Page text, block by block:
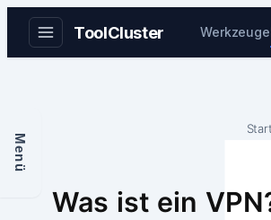
ToolCluster Werkzeuge
Was ist ein
Menü